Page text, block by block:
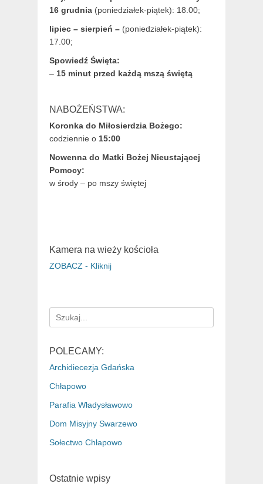
16 grudnia (poniedziałek-piątek): 18.00;
lipiec – sierpień – (poniedziałek-piątek):
17.00;
Spowiedź Święta:
– 15 minut przed każdą mszą świętą
NABOŻEŃSTWA:
Koronka do Miłosierdzia Bożego:
codziennie o 15:00
Nowenna do Matki Bożej Nieustającej
Pomocy:
w środy – po mszy świętej
Kamera na wieży kościoła
ZOBACZ - Kliknij
Search
for:
POLECAMY:
Archidiecezja Gdańska
Chłapowo
Parafia Władysławowo
Dom Misyjny Swarzewo
Sołectwo Chłapowo
Ostatnie wpisy